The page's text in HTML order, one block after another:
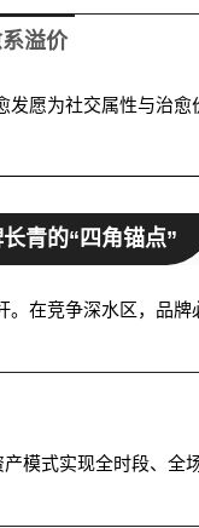
溢价
发愿为社交属性与治
青的“四角锚点”
。在竞争深水区，品牌
模式实现全时段、全